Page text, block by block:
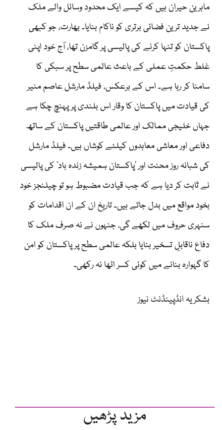
ماہرین حیران ہیں کہ کیسے ایک محدود وسائل والے ملک
نے جدید ترین فضائی برتری کو ناکام بنایا۔ بھارت، جو کبھی
پاکستان کو تنہا کرنے کی پالیسی پر گامزن تھا، آج خود اپنی
غلط حکمتِ عملی کے باعث عالمی سطح پر سبکی کا
سامنا کر رہا ہے۔ اس کے برعکس، فیلڈ مارشل عاصم منیر
کی قیادت میں پاکستان کا وقار اس بلندی پر پہنچ چکا ہے
جہاں خلیجی ممالک اور عالمی طاقتیں پاکستان کے ساتھ
دفاعی اور معاشی معاہدوں کیلئے کوشاں ہیں۔ فیلڈ مارشل
کی شبانہ روز محنت اور ’پاکستان ہمیشہ زندہ باد‘ کی پالیسی
نے ثابت کر دیا ہے کہ جب قیادت مضبوط ہو تو چیلنجز خود
بخود مواقع میں بدل جاتے ہیں۔ تاریخ ان کے ان اقدامات کو
سنہری حروف میں لکھے گی، جنہوں نے نہ صرف ملک کا
دفاع ناقابلِ تسخیر بنایا بلکہ عالمی سطح پر پاکستان کو امن
کا گہوارہ بنانے میں کوئی کسر اٹھا نہ رکھی۔
بشکریہ انڈپینڈنٹ نیوز
مزید پڑھیں